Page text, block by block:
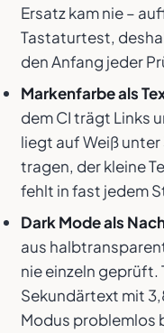
Ersatz kam nie –
Tastaturtest,
den Anfang jeder
Markenfarbe als
dem CI trägt Links
liegt auf Weiß unter
tragen, der kleine
fehlt in fast jedem
Dark Mode als
aus
nie einzeln geprüft.
Sekundärtext mit
Modus problemlos